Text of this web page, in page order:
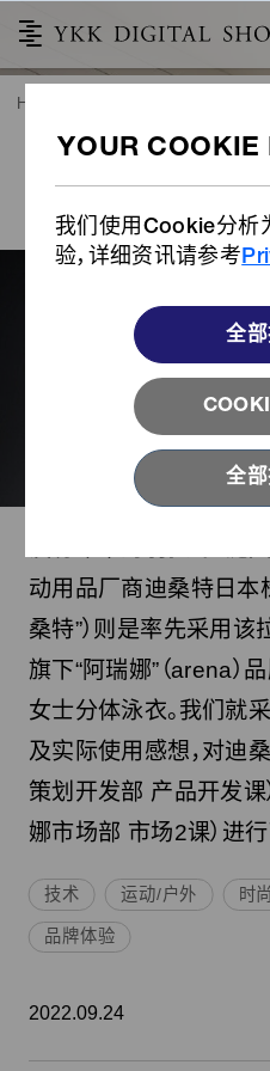
我们使用Cookie分析
验，详细资讯请参考
全
全
羽弦®——为运
革新
动用品厂商迪桑特日本
桑特”）则是率先采用该
旗下“阿瑞娜”（arena）
女士分体泳衣。我们就
及实际使用感想，对迪
策划开发部 产品开发课
娜市场部 市场2课）进行
技术 运动/户外 时尚
品牌体验
2022.09.24
HOME